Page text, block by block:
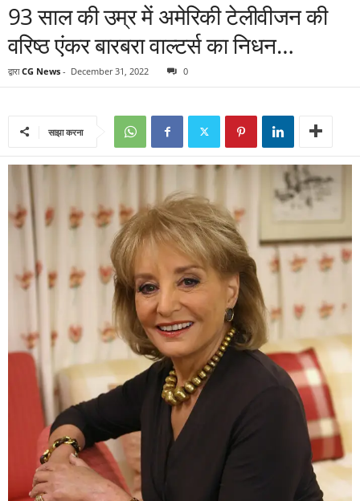
93 साल की उम्र में अमेरिकी टेलीवीजन की
वरिष्ठ एंकर बारबरा वाल्टर्स का निधन…
द्वारा CG News - December 31, 2022 0
साझा करना